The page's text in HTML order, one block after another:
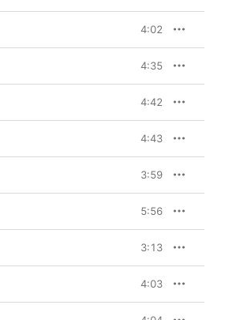
4:02
4:35
4:42
4:43
3:59
5:56
3:13
4:03